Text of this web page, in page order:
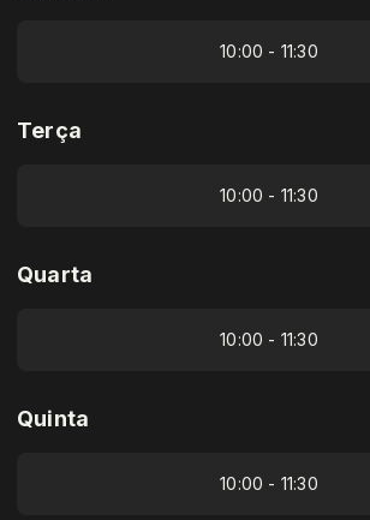
10:00 - 11:30
Terça
10:00 - 11:30
Quarta
10:00 - 11:30
Quinta
10:00 - 11:30